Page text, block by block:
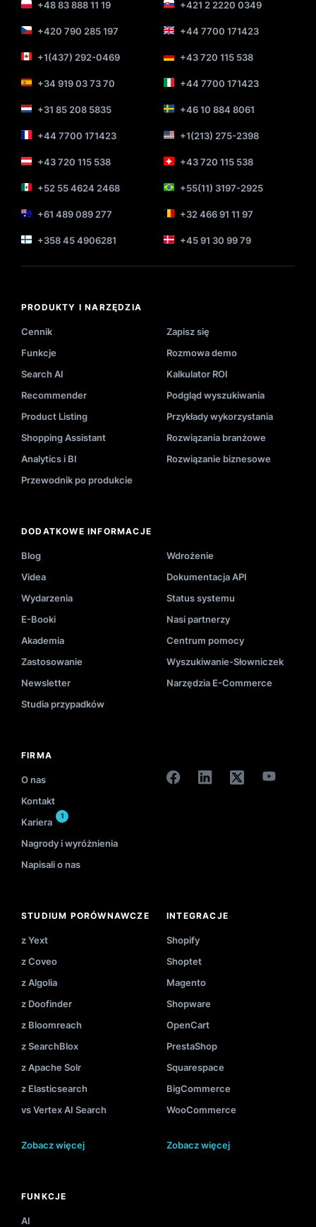
+48 83 888 11 19 +421 2 2220 0349
+420 790 285 197 +44 7700 171423
+1(437) 292-0469 +43 720 115 538
+34 919 03 73 70 +44 7700 171423
+31 85 208 5835 +46 10 884 8061
+44 7700 171423 +1(213) 275-2398
+43 720 115 538 +43 720 115 538
+52 55 4624 2468 +55(11) 3197-2925
+61 489 089 277 +32 466 91 11 97
+358 45 4906281 +45 91 30 99 79
PRODUKTY I NARZĘDZIA
Cennik
Zapisz się
Funkcje
Rozmowa demo
Search AI
Kalkulator ROI
Recommender
Podgląd wyszukiwania
Product Listing
Przykłady wykorzystania
Shopping Assistant
Rozwiązania branżowe
Analytics i BI
Rozwiązanie biznesowe
Przewodnik po produkcie
DODATKOWE INFORMACJE
Blog
Wdrożenie
Videa
Dokumentacja API
Wydarzenia
Status systemu
E-Booki
Nasi partnerzy
Akademia
Centrum pomocy
Zastosowanie
Wyszukiwanie-Słowniczek
Newsletter
Narzędzia E-Commerce
Studia przypadków
FIRMA
O nas
Kontakt
Kariera
1
Nagrody i wyróżnienia
Napisali o nas
STUDIUM PORÓWNAWCZE
z Yext
z Coveo
z Algolia
z Doofinder
z Bloomreach
z SearchBlox
z Apache Solr
z Elasticsearch
vs Vertex AI Search
Zobacz więcej
INTEGRACJE
Shopify
Shoptet
Magento
Shopware
OpenCart
PrestaShop
Squarespace
BigCommerce
WooCommerce
Zobacz więcej
FUNKCJE
AI